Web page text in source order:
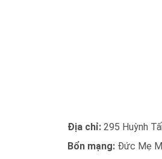
Địa chỉ: 295 Huỳnh
Bổn mạng: Đức Mẹ